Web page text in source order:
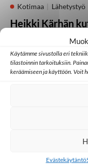
Käytämme sivustolla eri
tilastoinnin tarkoituksiin.
keräämiseen ja käyttöön. Voit
Evästekäytäntö
Kotimaa Lähetystyö
Heikki Kärhän
21.07.2026
Lähetystyö